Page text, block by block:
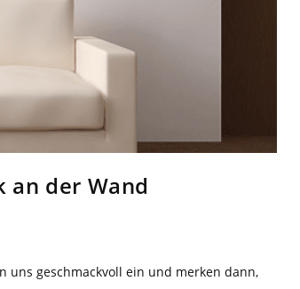
der Wand
uns geschmackvoll ein und merken dann,